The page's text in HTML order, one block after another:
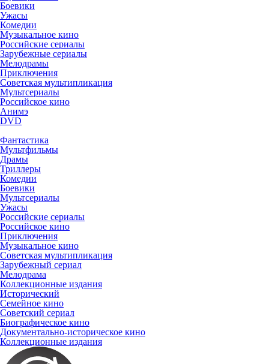
Боевики
Ужасы
Комедии
Музыкальное кино
Российские сериалы
Зарубежные сериалы
Мелодрамы
Приключения
Советская мультипликация
Мультсериалы
Российское кино
Анимэ
DVD
Фантастика
Мультфильмы
Драмы
Триллеры
Комедии
Боевики
Мультсериалы
Ужасы
Российские сериалы
Российское кино
Приключения
Музыкальное кино
Советская мультипликация
Зарубежный сериал
Мелодрама
Коллекционные издания
Исторический
Семейное кино
Советский сериал
Биографическое кино
Документально-историческое кино
Коллекционные издания